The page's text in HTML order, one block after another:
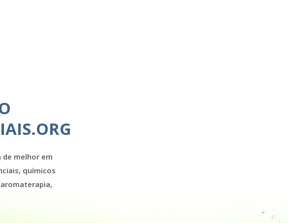
de melhor em
químicos